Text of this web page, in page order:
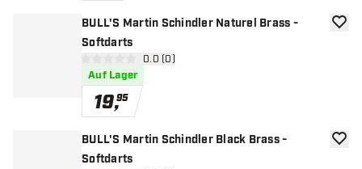
BULL'S Martin Schindler Naturel Brass -
Softdarts
Bewertungsbereich öffnen
0 Bewertungssterne
0.0 (0)
Auf Lager
19,95
Zur
BULL'S Martin Schindler Black Brass -
Softdarts
Zur